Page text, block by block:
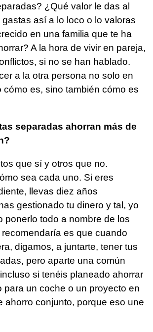
¿Qué valor le das al
así a lo loco o lo valoras
en una familia que te ha
A la hora de vivir en pareja,
si no se han hablado.
a la otra persona no solo en
cómo es, sino también cómo es
separadas ahorran más de
que sí y otros que no.
sea cada uno. Si eres
llevas diez años
gestionado tu dinero y tal, yo
ponerlo todo a nombre de los
es que cuando
digamos, a juntarte, tener tus
pero aparte una común
si tenéis planeado ahorrar
para un coche o un proyecto en
ahorro conjunto, porque eso une